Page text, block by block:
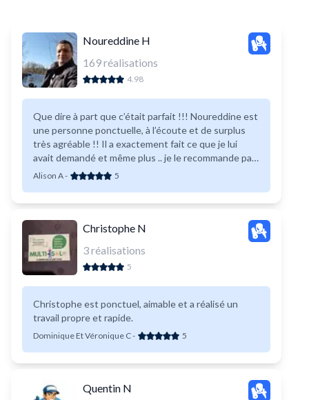
Noureddine H
169réalisations
4.98
Que dire à part que c’était parfait !!! Noureddine est
une personne ponctuelle, à l’écoute et de surplus
très agréable !! Il a exactement fait ce que je lui
avait demandé et même plus .. je le recommande par
conséquent x100000 pour vos divers travaux et je le
Alison A- 5
Christophe N
3réalisations
5
Christophe est ponctuel, aimable et a réalisé un
travail propre et rapide.
Dominique Et Véronique C- 5
Quentin N